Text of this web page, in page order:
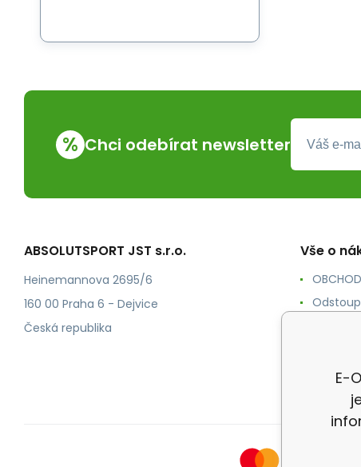
% Chci odebírat newsletter
ABSOLUTSPORT JST s.r.o.
Heinemannova 2695/6
160 00 Praha 6 - Dejvice
Česká republika
Vše o
E-